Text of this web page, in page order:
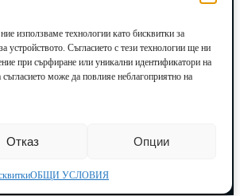
използваме технологии като бисквитки за
устройството. Съгласието с тези технологии ще ни
при сърфиране или уникални идентификатори на
съгласието може да повлияе неблагоприятно на
Отказ Опции
ОБЩИ УСЛОВИЯ